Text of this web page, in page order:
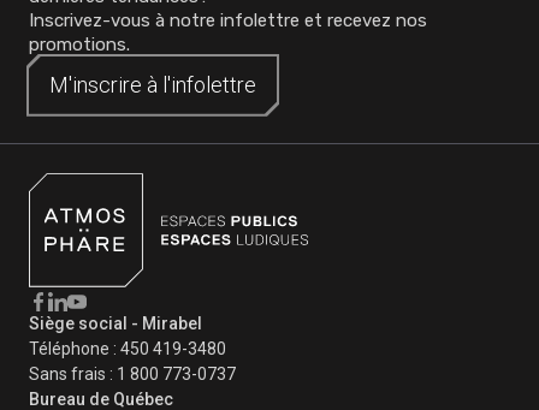
Siège social - Mirabel
Téléphone : 450 419-3480
Sans frais : 1 800 773-0737
Bureau de Québec
Inscrivez-vous à notre infolettre et recevez nos
promotions.
M'inscrire à l'infolettre
M'inscrire à l'infolettre